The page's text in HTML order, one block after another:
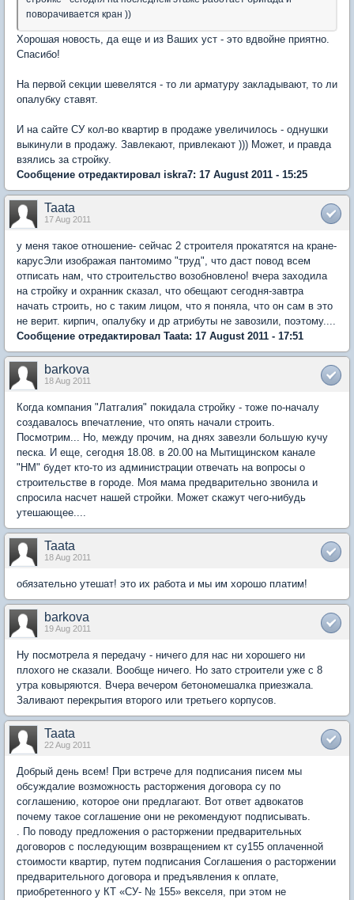
поворачивается кран ))
Хорошая новость, да еще и из Ваших уст - это вдвойне приятно.
Спасибо!
На первой секции шевелятся - то ли арматуру закладывают, то ли
опалубку ставят.
И на сайте СУ кол-во квартир в продаже увеличилось - однушки
выкинули в продажу. Завлекают, привлекают ))) Может, и правда
взялись за стройку.
Сообщение отредактировал iskra7: 17 August 2011 - 15:25
Taata
17 Aug 2011
у меня такое отношение- сейчас 2 строителя прокатятся на кране-
карусЭли изображая пантомимо "труд", что даст повод всем
отписать нам, что строительство возобновлено! вчера заходила
на стройку и охранник сказал, что обещают сегодня-завтра
начать строить, но с таким лицом, что я поняла, что он сам в это
не верит. кирпич, опалубку и др атрибуты не завозили, поэтому....
Сообщение отредактировал Taata: 17 August 2011 - 17:51
barkova
18 Aug 2011
Когда компания "Латгалия" покидала стройку - тоже по-началу
создавалось впечатление, что опять начали строить.
Посмотрим... Но, между прочим, на днях завезли большую кучу
песка. И еще, сегодня 18.08. в 20.00 на Мытищинском канале
"НМ" будет кто-то из администрации отвечать на вопросы о
строительстве в городе. Моя мама предварительно звонила и
спросила насчет нашей стройки. Может скажут чего-нибудь
утешающее....
Taata
18 Aug 2011
обязательно утешат! это их работа и мы им хорошо платим!
barkova
19 Aug 2011
Ну посмотрела я передачу - ничего для нас ни хорошего ни
плохого не сказали. Вообще ничего. Но зато строители уже с 8
утра ковыряются. Вчера вечером бетономешалка приезжала.
Заливают перекрытия второго или третьего корпусов.
Taata
22 Aug 2011
Добрый день всем! При встрече для подписания писем мы
обсуждалие возможность расторжения договора су по
соглашению, которое они предлагают. Вот ответ адвокатов
почему такое соглашение они не рекомендуют подписывать.
. По поводу предложения о расторжении предварительных
договоров с последующим возвращением кт су155 оплаченной
стоимости квартир, путем подписания Соглашения о расторжении
предварительного договора и предъявления к оплате,
приобретенного у КТ «СУ- № 155» векселя, при этом не